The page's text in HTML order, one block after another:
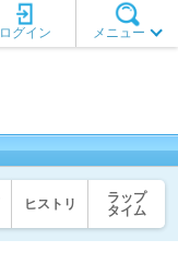
メニュー
ログイン
ヒストリ
ラップ
タイム